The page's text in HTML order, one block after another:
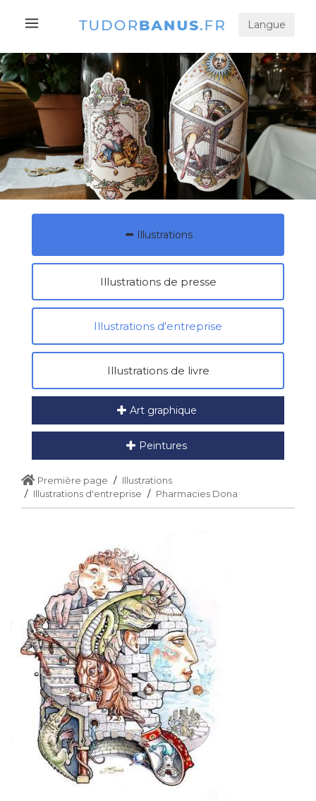
Langue
Illustrations
Illustrations de presse
Illustrations d'entreprise
Illustrations de livre
Art graphique
Peintures
Première page
Illustrations
Illustrations d'entreprise
Pharmacies Dona